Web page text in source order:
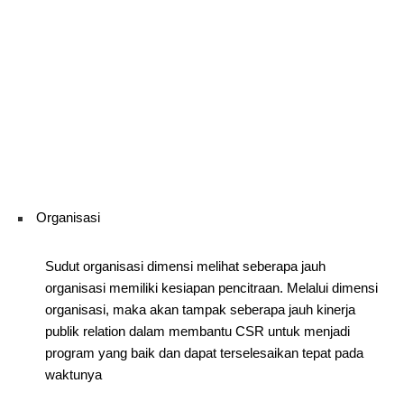
Organisasi
Sudut organisasi dimensi melihat seberapa jauh
organisasi memiliki kesiapan pencitraan. Melalui dimensi
organisasi, maka akan tampak seberapa jauh kinerja
publik relation dalam membantu CSR untuk menjadi
program yang baik dan dapat terselesaikan tepat pada
waktunya